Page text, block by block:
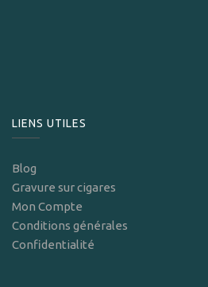
LIENS UTILES
Blog
Gravure sur cigares
Mon Compte
Conditions générales
Confidentialité